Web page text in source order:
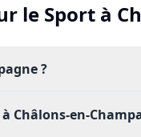
le Sport à
?
Châlons-en-